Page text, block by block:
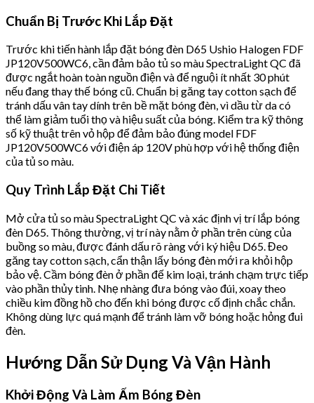
Chuẩn Bị Trước Khi Lắp Đặt
Trước khi tiến hành lắp đặt bóng đèn D65 Ushio Halogen FDF
JP120V500WC6, cần đảm bảo tủ so màu SpectraLight QC đã
được ngắt hoàn toàn nguồn điện và để nguội ít nhất 30 phút
nếu đang thay thế bóng cũ. Chuẩn bị găng tay cotton sạch để
tránh dấu vân tay dính trên bề mặt bóng đèn, vì dầu từ da có
thể làm giảm tuổi thọ và hiệu suất của bóng. Kiểm tra kỹ thông
số kỹ thuật trên vỏ hộp để đảm bảo đúng model FDF
JP120V500WC6 với điện áp 120V phù hợp với hệ thống điện
của tủ so màu.
Quy Trình Lắp Đặt Chi Tiết
Mở cửa tủ so màu SpectraLight QC và xác định vị trí lắp bóng
đèn D65. Thông thường, vị trí này nằm ở phần trên cùng của
buồng so màu, được đánh dấu rõ ràng với ký hiệu D65. Đeo
găng tay cotton sạch, cẩn thận lấy bóng đèn mới ra khỏi hộp
bảo vệ. Cầm bóng đèn ở phần đế kim loại, tránh chạm trực tiếp
vào phần thủy tinh. Nhẹ nhàng đưa bóng vào đúi, xoay theo
chiều kim đồng hồ cho đến khi bóng được cố định chắc chắn.
Không dùng lực quá mạnh để tránh làm vỡ bóng hoặc hỏng đui
đèn.
Hướng Dẫn Sử Dụng Và Vận Hành
Khởi Động Và Làm Ấm Bóng Đèn